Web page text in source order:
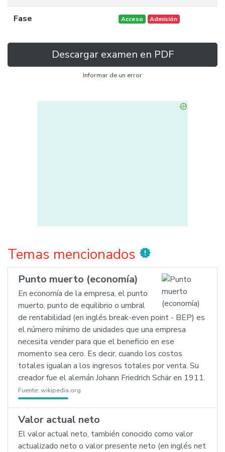
Fase Acceso Admisión
Descargar examen en PDF
Informar de un error
Temas mencionados new_releases
Punto muerto (economía)
En economía de la empresa, el punto
muerto, punto de equilibrio o umbral
de rentabilidad (en inglés break-even point - BEP) es
el número mínimo de unidades que una empresa
necesita vender para que el beneficio en ese
momento sea cero. Es decir, cuando los costos
totales igualan a los ingresos totales por venta. Su
creador fue el alemán Johann Friedrich Schär en 1911.
Fuente: wikipedia.org
Valor actual neto
El valor actual neto, también conocido como valor
actualizado neto o valor presente neto (en inglés net